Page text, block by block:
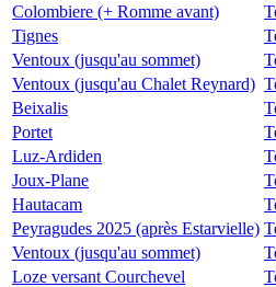
Colombiere (+ Romme avant)
Tignes
Ventoux (jusqu'au sommet)
Ventoux (jusqu'au Chalet Reynard)
Beixalis
Portet
Luz-Ardiden
Joux-Plane
Hautacam
Peyragudes 2025 (après Estarvielle)
Ventoux (jusqu'au sommet)
Loze versant Courchevel